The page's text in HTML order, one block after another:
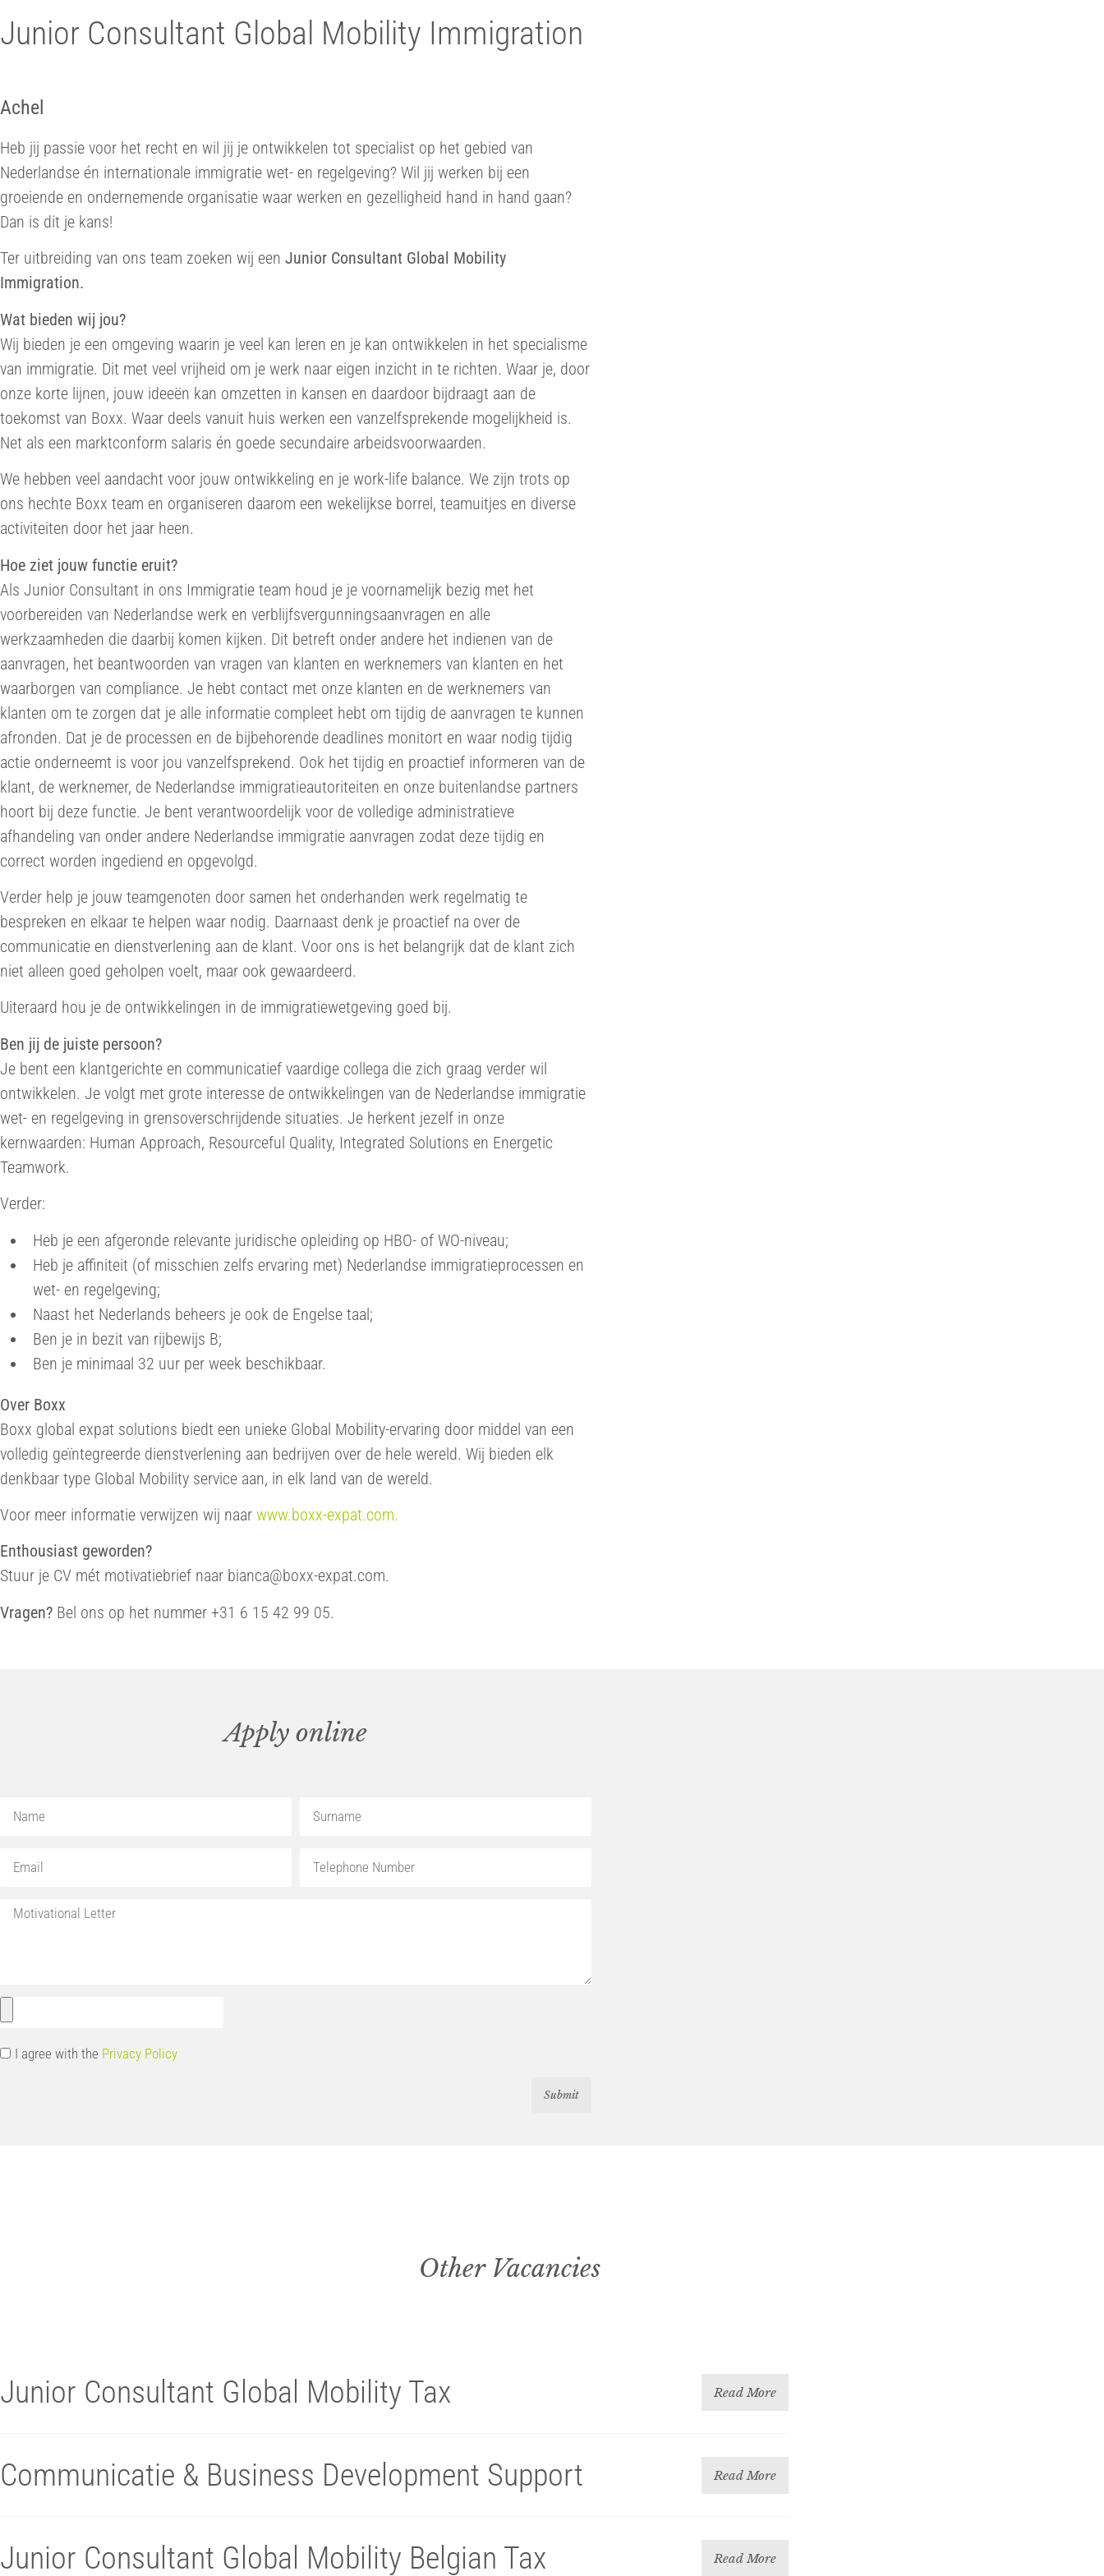
Junior Consultant Global Mobility Immigration
Achel
Heb jij passie voor het recht en wil jij je ontwikkelen tot specialist op het gebied van
Nederlandse én internationale immigratie wet- en regelgeving? Wil jij werken bij een
groeiende en ondernemende organisatie waar werken en gezelligheid hand in hand gaan?
Dan is dit je kans!
Ter uitbreiding van ons team zoeken wij een Junior Consultant Global Mobility
Immigration.
Wat bieden wij jou?
Wij bieden je een omgeving waarin je veel kan leren en je kan ontwikkelen in het specialisme
van immigratie. Dit met veel vrijheid om je werk naar eigen inzicht in te richten. Waar je, door
onze korte lijnen, jouw ideeën kan omzetten in kansen en daardoor bijdraagt aan de
toekomst van Boxx. Waar deels vanuit huis werken een vanzelfsprekende mogelijkheid is.
Net als een marktconform salaris én goede secundaire arbeidsvoorwaarden.
We hebben veel aandacht voor jouw ontwikkeling en je work-life balance. We zijn trots op
ons hechte Boxx team en organiseren daarom een wekelijkse borrel, teamuitjes en diverse
activiteiten door het jaar heen.
Hoe ziet jouw functie eruit?
Als Junior Consultant in ons Immigratie team houd je je voornamelijk bezig met het
voorbereiden van Nederlandse werk en verblijfsvergunningsaanvragen en alle
werkzaamheden die daarbij komen kijken. Dit betreft onder andere het indienen van de
aanvragen, het beantwoorden van vragen van klanten en werknemers van klanten en het
waarborgen van compliance. Je hebt contact met onze klanten en de werknemers van
klanten om te zorgen dat je alle informatie compleet hebt om tijdig de aanvragen te kunnen
afronden. Dat je de processen en de bijbehorende deadlines monitort en waar nodig tijdig
actie onderneemt is voor jou vanzelfsprekend. Ook het tijdig en proactief informeren van de
klant, de werknemer, de Nederlandse immigratieautoriteiten en onze buitenlandse partners
hoort bij deze functie. Je bent verantwoordelijk voor de volledige administratieve
afhandeling van onder andere Nederlandse immigratie aanvragen zodat deze tijdig en
correct worden ingediend en opgevolgd.
Verder help je jouw teamgenoten door samen het onderhanden werk regelmatig te
bespreken en elkaar te helpen waar nodig. Daarnaast denk je proactief na over de
communicatie en dienstverlening aan de klant. Voor ons is het belangrijk dat de klant zich
niet alleen goed geholpen voelt, maar ook gewaardeerd.
Uiteraard hou je de ontwikkelingen in de immigratiewetgeving goed bij.
Ben jij de juiste persoon?
Je bent een klantgerichte en communicatief vaardige collega die zich graag verder wil
ontwikkelen. Je volgt met grote interesse de ontwikkelingen van de Nederlandse immigratie
wet- en regelgeving in grensoverschrijdende situaties. Je herkent jezelf in onze
kernwaarden: Human Approach, Resourceful Quality, Integrated Solutions en Energetic
Teamwork.
Verder:
Heb je een afgeronde relevante juridische opleiding op HBO- of WO-niveau;
Heb je affiniteit (of misschien zelfs ervaring met) Nederlandse immigratieprocessen en
wet- en regelgeving;
Naast het Nederlands beheers je ook de Engelse taal;
Ben je in bezit van rijbewijs B;
Ben je minimaal 32 uur per week beschikbaar.
Over Boxx
Boxx global expat solutions biedt een unieke Global Mobility-ervaring door middel van een
volledig geïntegreerde dienstverlening aan bedrijven over de hele wereld. Wij bieden elk
denkbaar type Global Mobility service aan, in elk land van de wereld.
Voor meer informatie verwijzen wij naar www.boxx-expat.com.
Enthousiast geworden?
Stuur je CV mét motivatiebrief naar bianca@boxx-expat.com.
Vragen? Bel ons op het nummer +31 6 15 42 99 05.
Apply online
I agree with the Privacy Policy
Submit
Other Vacancies
Junior Consultant Global Mobility Tax Read More
Communicatie & Business Development Support Read More
Junior Consultant Global Mobility Belgian Tax Read More